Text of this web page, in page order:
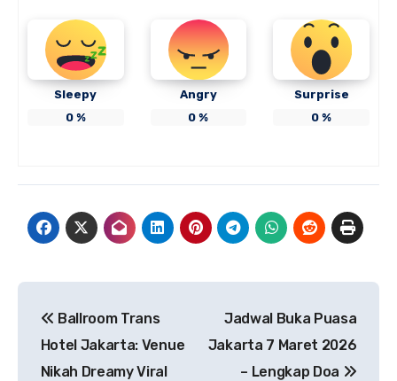
Sleepy
0%
Angry
0 %
Surprise
0 %
pos
Ballroom Trans
Hotel Jakarta: Venue
Nikah Dreamy Viral
Jadwal Buka Puasa
Jakarta 7 Maret 2026
– Lengkap Doa